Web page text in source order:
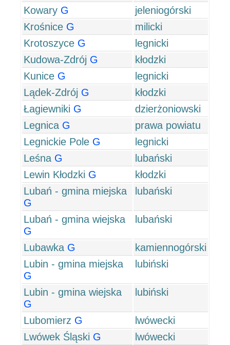
Kowary G
jeleniogórski
Krośnice G
milicki
Krotoszyce G
legnicki
Kudowa-Zdrój G
kłodzki
Kunice G
legnicki
Lądek-Zdrój G
kłodzki
Łagiewniki G
dzierżoniowski
Legnica G
prawa powiatu
Legnickie Pole G
legnicki
Leśna G
lubański
Lewin Kłodzki G
kłodzki
Lubań - gmina miejska
G
lubański
Lubań - gmina wiejska
G
lubański
Lubawka G
kamiennogórski
Lubin - gmina miejska
G
lubiński
Lubin - gmina wiejska
G
lubiński
Lubomierz G
lwówecki
Lwówek Śląski G lwówecki